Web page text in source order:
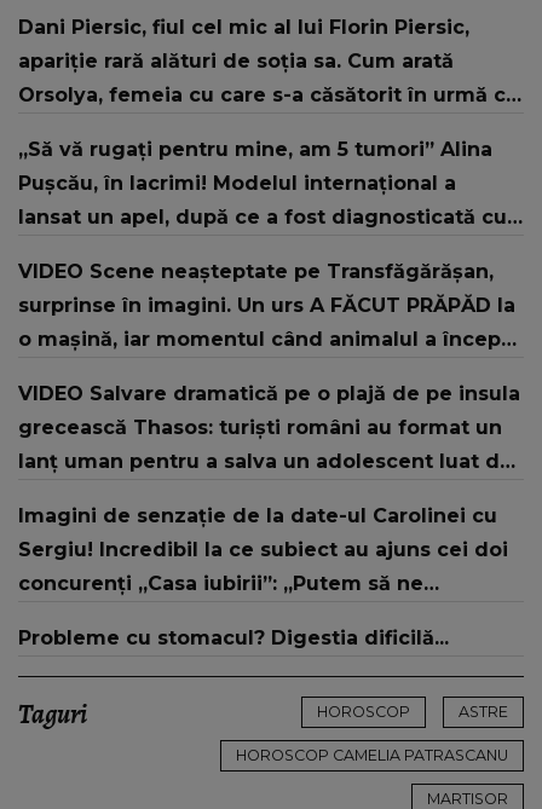
Dani Piersic, fiul cel mic al lui Florin Piersic,
apariție rară alături de soția sa. Cum arată
Orsolya, femeia cu care s-a căsătorit în urmă cu
„Să vă rugați pentru mine, am 5 tumori” Alina
Pușcău, în lacrimi! Modelul internațional a
lansat un apel, după ce a fost diagnosticată cu
VIDEO Scene neașteptate pe Transfăgărășan,
surprinse în imagini. Un urs A FĂCUT PRĂPĂD la
o mașină, iar momentul când animalul a început
REACȚIE. Ce a urmat și ce s-a întâmplat cu
proprietarii autoturismului
VIDEO Salvare dramatică pe o plajă de pe insula
grecească Thasos: turiști români au format un
lanț uman pentru a salva un adolescent luat de
Imagini de senzație de la date-ul Carolinei cu
Sergiu! Incredibil la ce subiect au ajuns cei doi
concurenți „Casa iubirii”: „Putem să ne
Probleme cu stomacul? Digestia dificilă...
Taguri HOROSCOP ASTRE
HOROSCOP CAMELIA PATRASCANU
MARTISOR